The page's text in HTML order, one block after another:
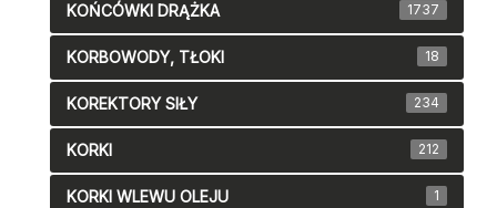
KOŃCÓWKI DRĄŻKA 1737
KORBOWODY, TŁOKI 18
KOREKTORY SIŁY 234
KORKI 212
KORKI WLEWU OLEJU 1